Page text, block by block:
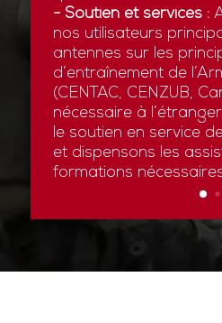
- Soutien et services :
nos utilisateurs
antennes sur les
d’entraînement de
(CENTAC, CENZUB,
nécessaire à
le soutien en service
et dispensons les
formations